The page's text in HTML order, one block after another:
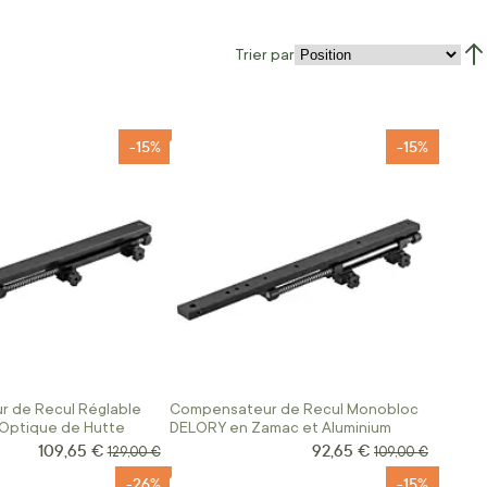
Trier par
de Recul Réglable
Optique de Hutte
-15%
Prix Spécial
109,65 € Prix normal
129,00 €
Compensateur de Recul Monobloc
DELORY en Zamac et Aluminium
-15%
Prix Spécial
92,65 € Prix normal
109,00 €
-26% -15%